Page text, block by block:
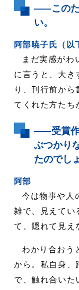
――この
い。
阿部暁子氏（以
まだ実感がわ
に言うと、大き
り、刊行前か
てくれた方たち
――受賞
ぶつかり
たのでし
阿部
今は物事や人
雑で、見えてい
て、隠れて見え
わかり合おう
から。私自身、
で、触れ合いた